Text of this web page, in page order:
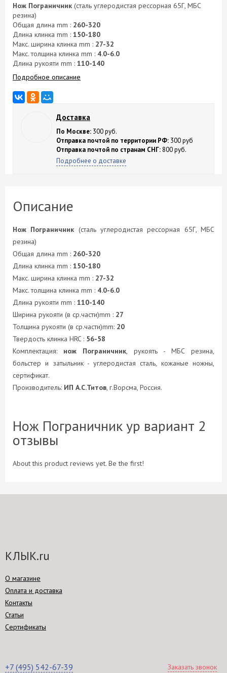
Нож Пограничник (сталь углеродистая рессорная 65Г, МБС
резина)
Общая длина mm : 260-320
Длина клинка mm : 150-180
Макс. ширина клинка mm : 27-32
Макс. толщина клинка mm : 4.0-6.0
Длина рукояти mm : 110-140
Подробное описание
Доставка
По Москве: 300 руб.
Отправка почтой по территории РФ: 300 руб
Отправка почтой по странам СНГ: 800 руб.
Подробнее о доставке
Описание
Нож Пограничник (сталь углеродистая рессорная 65Г, МБС
резина)
Общая длина mm : 260-320
Длина клинка mm : 150-180
Макс. ширина клинка mm : 27-32
Макс. толщина клинка mm : 4.0-6.0
Длина рукояти mm : 110-140
Ширина рукояти (в ср.части)mm : 27
Толщина рукояти (в ср.части)mm: 20
Твердость клинка HRC : 56-58
Комплектация: нож Пограничник, рукоять - МБС резина,
больстер и затыльник - углеродистая сталь, кожаные ножны,
сертификат.
Производитель: ИП А.С.Титов, г.Ворсма, Россия.
Нож Пограничник ур вариант 2
отзывы
About this product reviews yet. Be the first!
КЛЫК.ru
О магазине
Оплата и доставка
Контакты
Статьи
Сертификаты
+7 (495) 542-67-39 Заказать звонок